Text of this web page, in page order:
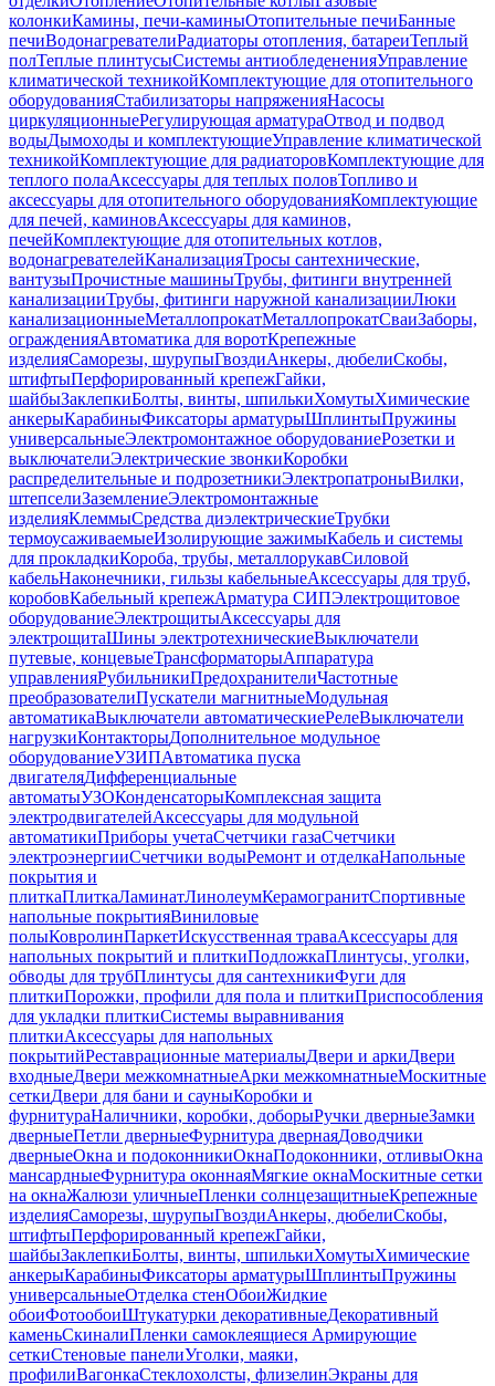
колонкиКамины, печи-каминыОтопительные печиБанные
печиВодонагревателиРадиаторы отопления, батареиТеплый
полТеплые плинтусыСистемы антиобледененияУправление
климатической техникойКомплектующие для отопительного
оборудованияСтабилизаторы напряженияНасосы
циркуляционныеРегулирующая арматураОтвод и подвод
водыДымоходы и комплектующиеУправление климатической
техникойКомплектующие для радиаторовКомплектующие для
теплого полаАксессуары для теплых половТопливо и
аксессуары для отопительного оборудованияКомплектующие
для печей, каминовАксессуары для каминов,
печейКомплектующие для отопительных котлов,
водонагревателейКанализацияТросы сантехнические,
вантузыПрочистные машиныТрубы, фитинги внутренней
канализацииТрубы, фитинги наружной канализацииЛюки
канализационныеМеталлопрокатМеталлопрокатСваиЗаборы,
огражденияАвтоматика для воротКрепежные
изделияСаморезы, шурупыГвоздиАнкеры, дюбелиСкобы,
штифтыПерфорированный крепежГайки,
шайбыЗаклепкиБолты, винты, шпилькиХомутыХимические
анкерыКарабиныФиксаторы арматурыШплинтыПружины
универсальныеЭлектромонтажное оборудованиеРозетки и
выключателиЭлектрические звонкиКоробки
распределительные и подрозетникиЭлектропатроныВилки,
штепселиЗаземлениеЭлектромонтажные
изделияКлеммыСредства диэлектрическиеТрубки
термоусаживаемыеИзолирующие зажимыКабель и системы
для прокладкиКороба, трубы, металлорукавСиловой
кабельНаконечники, гильзы кабельныеАксессуары для труб,
коробовКабельный крепежАрматура СИПЭлектрощитовое
оборудованиеЭлектрощитыАксессуары для
электрощитаШины электротехническиеВыключатели
путевые, концевыеТрансформаторыАппаратура
управленияРубильникиПредохранителиЧастотные
преобразователиПускатели магнитныеМодульная
автоматикаВыключатели автоматическиеРелеВыключатели
нагрузкиКонтакторыДополнительное модульное
оборудованиеУЗИПАвтоматика пуска
двигателяДифференциальные
автоматыУЗОКонденсаторыКомплексная защита
электродвигателейАксессуары для модульной
автоматикиПриборы учетаСчетчики газаСчетчики
электроэнергииСчетчики водыРемонт и отделкаНапольные
покрытия и
плиткаПлиткаЛаминатЛинолеумКерамогранитСпортивные
напольные покрытияВиниловые
полыКовролинПаркетИскусственная траваАксессуары для
напольных покрытий и плиткиПодложкаПлинтусы, уголки,
обводы для трубПлинтусы для сантехникиФуги для
плиткиПорожки, профили для пола и плиткиПриспособления
для укладки плиткиСистемы выравнивания
плиткиАксессуары для напольных
покрытийРеставрационные материалыДвери и аркиДвери
входныеДвери межкомнатныеАрки межкомнатныеМоскитные
сеткиДвери для бани и сауныКоробки и
фурнитураНаличники, коробки, доборыРучки дверныеЗамки
дверныеПетли дверныеФурнитура двернаяДоводчики
дверныеОкна и подоконникиОкнаПодоконники, отливыОкна
мансардныеФурнитура оконнаяМягкие окнаМоскитные сетки
на окнаЖалюзи уличныеПленки солнцезащитныеКрепежные
изделияСаморезы, шурупыГвоздиАнкеры, дюбелиСкобы,
штифтыПерфорированный крепежГайки,
шайбыЗаклепкиБолты, винты, шпилькиХомутыХимические
анкерыКарабиныФиксаторы арматурыШплинтыПружины
универсальныеОтделка стенОбоиЖидкие
обоиФотообоиШтукатурки декоративныеДекоративный
каменьСкиналиПленки самоклеящиеся Армирующие
сеткиСтеновые панелиУголки, маяки,
профилиВагонкаСтеклохолсты, флизелинЭкраны для